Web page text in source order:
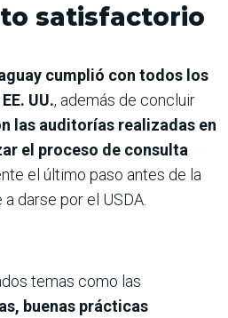
satisfactorio
cumplió con todos los
UU., además de concluir
las auditorías realizadas en
el proceso de consulta
el último paso antes de la
darse por el USDA.
temas como las
buenas prácticas